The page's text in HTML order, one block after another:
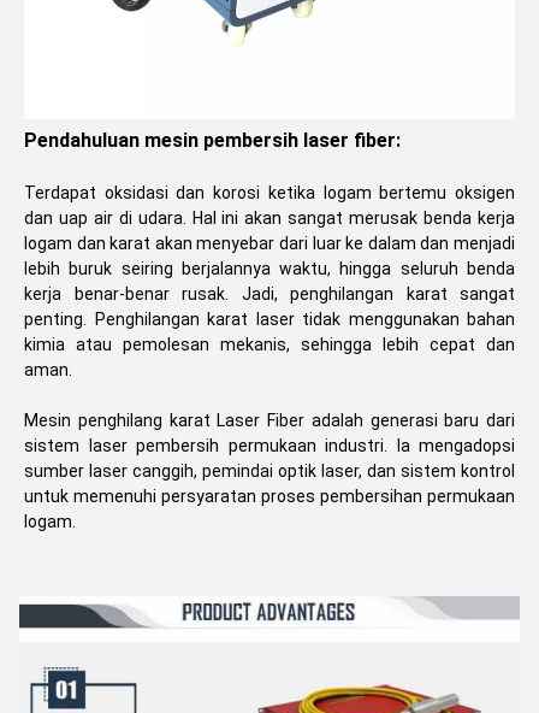
Pendahuluan mesin pembersih laser fiber:
Terdapat oksidasi dan korosi ketika logam bertemu oksigen
dan uap air di udara. Hal ini akan sangat merusak benda kerja
logam dan karat akan menyebar dari luar ke dalam dan menjadi
lebih buruk seiring berjalannya waktu, hingga seluruh benda
kerja benar-benar rusak. Jadi, penghilangan karat sangat
penting. Penghilangan karat laser tidak menggunakan bahan
kimia atau pemolesan mekanis, sehingga lebih cepat dan
aman.
Mesin penghilang karat Laser Fiber adalah generasi baru dari
sistem laser pembersih permukaan industri. Ia mengadopsi
sumber laser canggih, pemindai optik laser, dan sistem kontrol
untuk memenuhi persyaratan proses pembersihan permukaan
logam.